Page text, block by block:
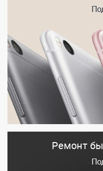
Ремонт